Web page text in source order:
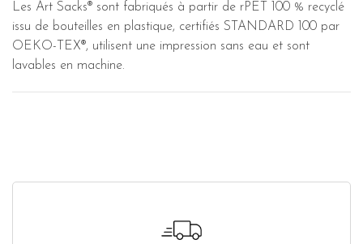
Les Art Sacks® sont fabriqués à partir de rPET 100 % recyclé
issu de bouteilles en plastique, certifiés STANDARD 100 par
OEKO-TEX®, utilisent une impression sans eau et sont
lavables en machine.